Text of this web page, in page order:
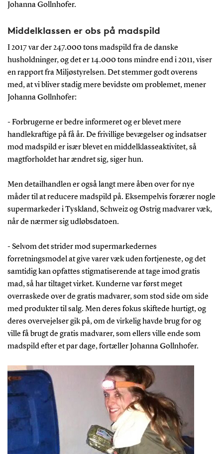
Johanna Gollnhofer.
Middelklassen er obs på madspild
I 2017 var der 247.000 tons madspild fra de danske
husholdninger, og det er 14.000 tons mindre end i 2011, viser
en rapport fra Miljøstyrelsen. Det stemmer godt overens
med, at vi bliver stadig mere bevidste om problemet, mener
Johanna Gollnhofer:
- Forbrugerne er bedre informeret og er blevet mere
handlekraftige på få år. De frivillige bevægelser og indsatser
mod madspild er især blevet en middelklasseaktivitet, så
magtforholdet har ændret sig, siger hun.
Men detailhandlen er også langt mere åben over for nye
måder til at reducere madspild på. Eksempelvis forærer nogle
supermarkeder i Tyskland, Schweiz og Østrig madvarer væk,
når de nærmer sig udløbsdatoen.
- Selvom det strider mod supermarkedernes
forretningsmodel at give varer væk uden fortjeneste, og det
samtidig kan opfattes stigmatiserende at tage imod gratis
mad, så har tiltaget virket. Kunderne var først meget
overraskede over de gratis madvarer, som stod side om side
med produkter til salg. Men deres fokus skiftede hurtigt, og
deres overvejelser gik på, om de virkelig havde brug for og
ville få brugt de gratis madvarer, som ellers ville ende som
madspild efter et par dage, fortæller Johanna Gollnhofer.